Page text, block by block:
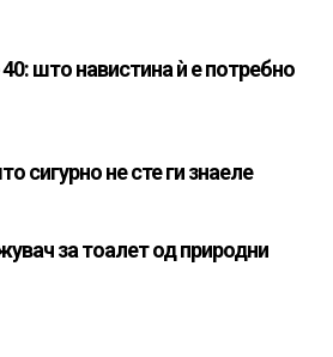
што навистина ѝ е потребно
сигурно не сте ги знаеле
за тоалет од природни